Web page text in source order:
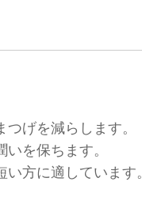
げを減らします。
を保ちます。
方に適しています。